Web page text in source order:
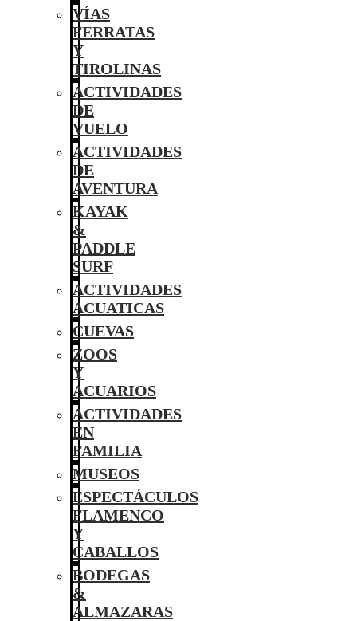
VÍAS
FERRATAS
Y
TIROLINAS
ACTIVIDADES
DE
VUELO
ACTIVIDADES
DE
AVENTURA
KAYAK
&
PADDLE
SURF
ACTIVIDADES
ACUATICAS
CUEVAS
ZOOS
Y
ACUARIOS
ACTIVIDADES
EN
FAMILIA
MUSEOS
ESPECTÁCULOS
FLAMENCO
Y
CABALLOS
BODEGAS
&
ALMAZARAS